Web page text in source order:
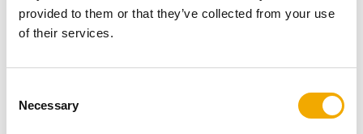
provided to them or that they’ve collected from your use
of their services.
Necessary